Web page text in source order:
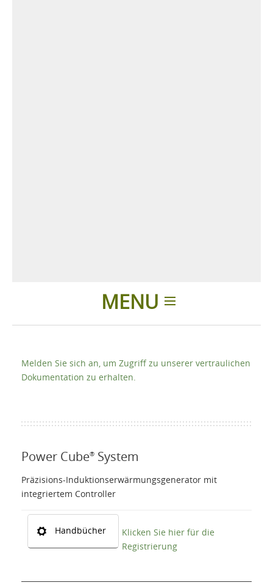
MENU
Produkte
Über uns
Kontakte
Login
Melden Sie sich an, um Zugriff zu unserer vertraulichen
Dokumentation zu erhalten.
Power Cube® System
Präzisions-Induktionserwärmungsgenerator mit
integriertem Controller
Handbücher
Klicken Sie hier für die
Registrierung